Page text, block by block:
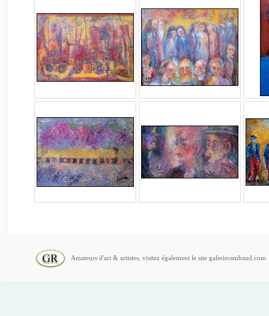
Amateurs d'art & artistes, visitez également le site galerierambaud.com